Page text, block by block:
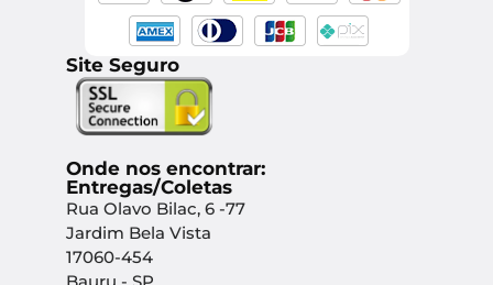
Site Seguro
Onde nos encontrar:
Entregas/Coletas
Rua Olavo Bilac, 6 -77
Jardim Bela Vista
17060-454